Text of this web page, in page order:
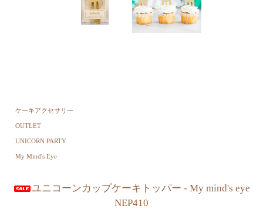
ケーキアクセサリー
OUTLET
UNICORN PARTY
My Mind's Eye
ユニコーンカップケーキトッパー - My mind's eye
NEP410